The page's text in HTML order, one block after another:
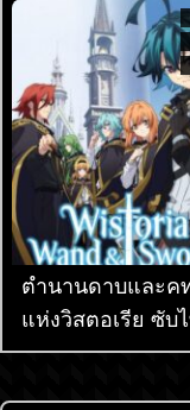
ตำนานดาบและค
แห่งวิสตอเรีย ซับ